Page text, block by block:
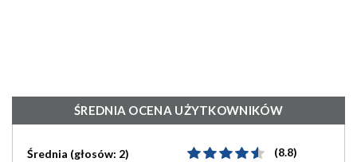
ŚREDNIA OCENA UŻYTKOWNIKÓW
Średnia (głosów: 2) (8.8)